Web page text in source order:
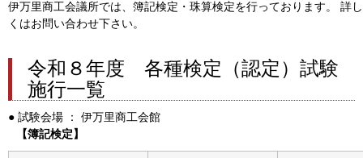
伊万里商工会議所では、簿記検定・珠算検定を行っております。 詳し
くはお問い合わせ下さい。
令和８年度 各種検定（認定）試験
施行一覧
● 試験会場 ： 伊万里商工会館
【簿記検定】